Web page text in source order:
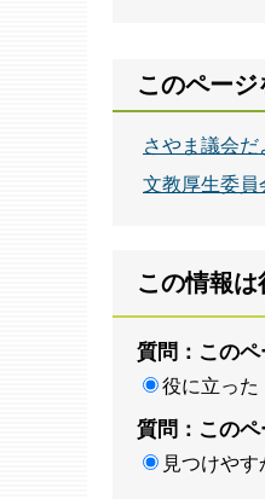
このペー
さやま議会だ
文教厚生委員
この情報は
質問：この
役に立った
質問：この
見つけやす